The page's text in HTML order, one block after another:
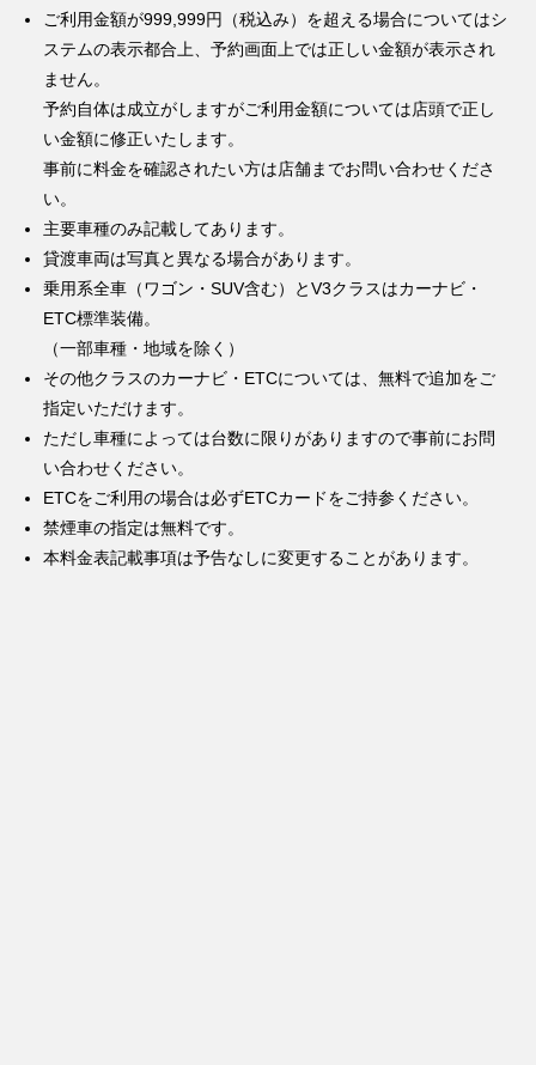
ご利用金額が999,999円（税込み）を超える場合についてはシ
ステムの表示都合上、予約画面上では正しい金額が表示され
ません。
予約自体は成立がしますがご利用金額については店頭で正し
い金額に修正いたします。
事前に料金を確認されたい方は店舗までお問い合わせくださ
い。
主要車種のみ記載してあります。
貸渡車両は写真と異なる場合があります。
乗用系全車（ワゴン・SUV含む）とV3クラスはカーナビ・
ETC標準装備。
（一部車種・地域を除く）
その他クラスのカーナビ・ETCについては、無料で追加をご
指定いただけます。
ただし車種によっては台数に限りがありますので事前にお問
い合わせください。
ETCをご利用の場合は必ずETCカードをご持参ください。
禁煙車の指定は無料です。
本料金表記載事項は予告なしに変更することがあります。